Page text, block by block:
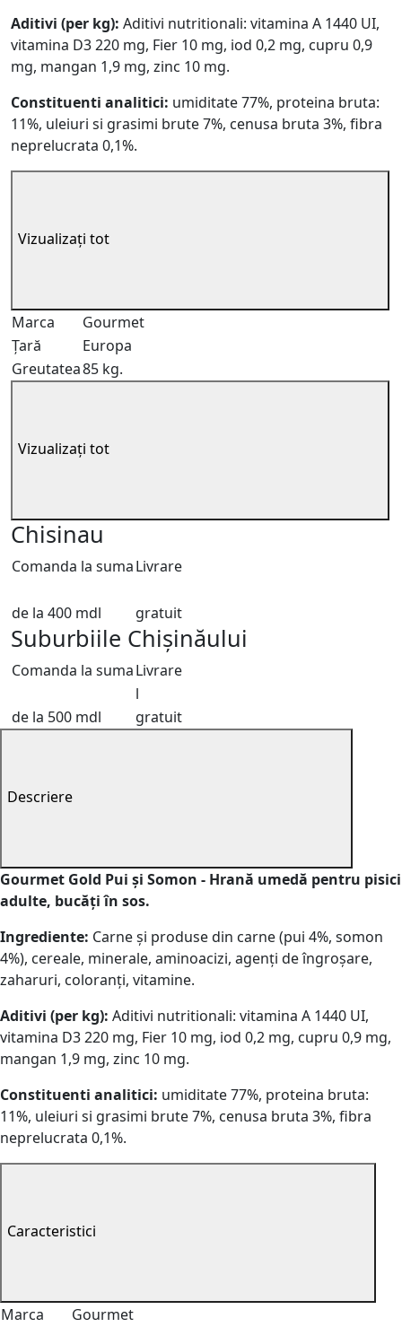
Aditivi (per kg): Aditivi nutritionali: vitamina A 1440 UI,
vitamina D3 220 mg, Fier 10 mg, iod 0,2 mg, cupru 0,9
mg, mangan 1,9 mg, zinc 10 mg.
Constituenti analitici: umiditate 77%, proteina bruta:
11%, uleiuri si grasimi brute 7%, cenusa bruta 3%, fibra
neprelucrata 0,1%.
Vizualizați tot
Marca
Gourmet
Țară
Europa
Greutatea85 kg.
Vizualizați tot
Chisinau
Comanda la sumaLivrare
de la 400 mdl gratuit
Suburbiile Chișinăului
Comanda la sumaLivrare
l
de la 500 mdl
gratuit
Descriere
Gourmet Gold Pui și Somon - Hrană umedă pentru pisici
adulte, bucăți în sos.
Ingrediente: Carne și produse din carne (pui 4%, somon
4%), cereale, minerale, aminoacizi, agenți de îngroșare,
zaharuri, coloranți, vitamine.
Aditivi (per kg): Aditivi nutritionali: vitamina A 1440 UI,
vitamina D3 220 mg, Fier 10 mg, iod 0,2 mg, cupru 0,9 mg,
mangan 1,9 mg, zinc 10 mg.
Constituenti analitici: umiditate 77%, proteina bruta:
11%, uleiuri si grasimi brute 7%, cenusa bruta 3%, fibra
neprelucrata 0,1%.
Caracteristici
Marca
Gourmet